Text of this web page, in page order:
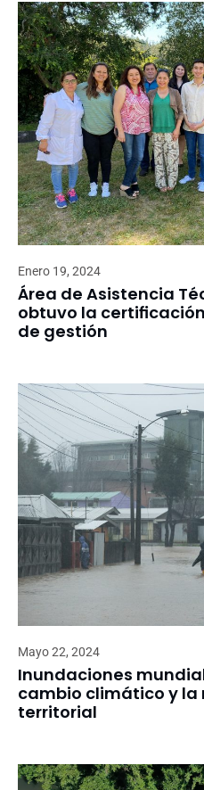
Enero 19, 2024
Área de Asistencia
obtuvo la
de gestión
Mayo 22, 2024
Inundaciones
cambio climático y
territorial